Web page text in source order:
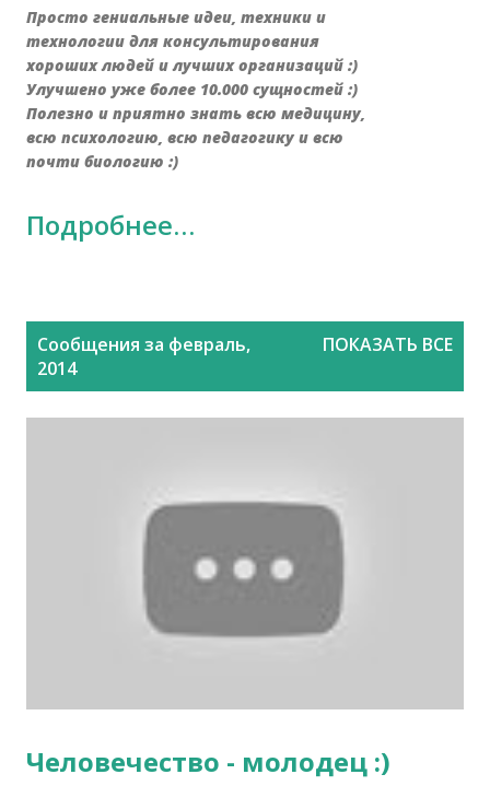
Просто гениальные идеи, техники и
технологии для консультирования
хороших людей и лучших организаций :)
Улучшено уже более 10.000 сущностей :)
Полезно и приятно знать всю медицину,
всю психологию, всю педагогику и всю
почти биологию :)
Подробнее…
Сообщения за февраль,
2014
ПОКАЗАТЬ ВСЕ
Человечество - молодец :)